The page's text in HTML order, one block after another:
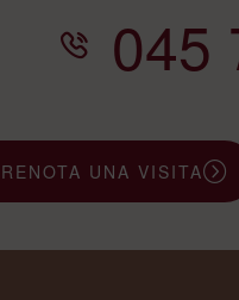
045
UNA VISITA